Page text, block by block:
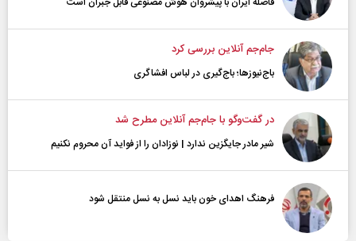
جام‌جم آنلاین بررسی کرد
باج‌نیوزها؛ باج‌گیری در لباس افشاگری
در گفت‌و‌گو با جام‌جم آنلاین مطرح شد
شیر مادر جایگزین ندارد | نوزادان را از فواید آن محروم نکنیم
فرهنگ اهدای خون باید نسل به نسل منتقل شود